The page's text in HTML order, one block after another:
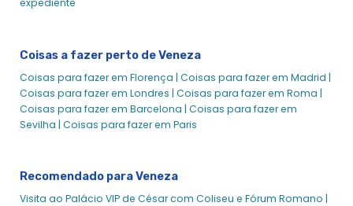
expediente
Coisas a fazer perto de Veneza
Coisas para fazer em Florença | Coisas para fazer em Madrid |
Coisas para fazer em Londres | Coisas para fazer em Roma |
Coisas para fazer em Barcelona | Coisas para fazer em
Sevilha | Coisas para fazer em Paris
Recomendado para Veneza
Visita ao Palácio VIP de César com Coliseu e Fórum Romano |